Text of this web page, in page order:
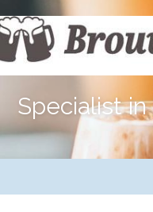
Specialist